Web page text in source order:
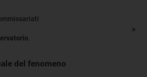
del fenomeno